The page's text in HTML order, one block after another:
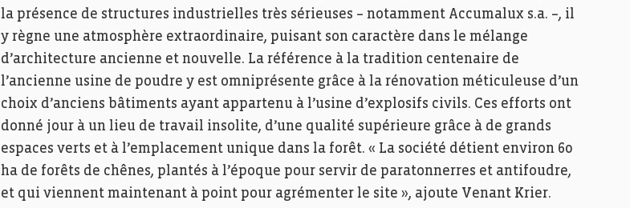
la présence de structures industrielles très sérieuses – notamment Accumalux s.a. –, il
y règne une atmosphère extraordinaire, puisant son caractère dans le mélange
d’architecture ancienne et nouvelle. La référence à la tradition centenaire de
l’ancienne usine de poudre y est omniprésente grâce à la rénovation méticuleuse d’un
choix d’anciens bâtiments ayant appartenu à l’usine d’explosifs civils. Ces efforts ont
donné jour à un lieu de travail insolite, d’une qualité supérieure grâce à de grands
espaces verts et à l’emplacement unique dans la forêt. « La société détient environ 60
ha de forêts de chênes, plantés à l’époque pour servir de paratonnerres et antifoudre,
et qui viennent maintenant à point pour agrémenter le site », ajoute Venant Krier.